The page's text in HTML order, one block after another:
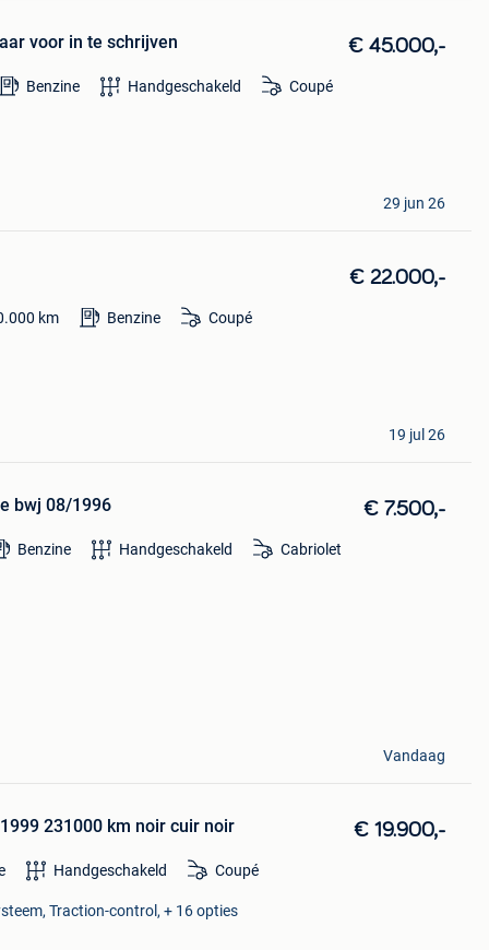
voor in te schrijven € 45.000,-
Benzine Handgeschakeld Coupé
29 jun 26
€ 22.000,-
km Benzine Coupé
19 jul 26
bwj 08/1996 € 7.500,-
Benzine Handgeschakeld Cabriolet
Vandaag
231000 km noir cuir noir € 19.900,-
Handgeschakeld Coupé
Traction-control, + 16 opties